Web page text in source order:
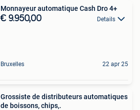
Monnayeur automatique Cash Dro 4+
€ 9.950,00 Details
Bruxelles 22 apr 25
Grossiste de distributeurs automatiques
de boissons, chips,.